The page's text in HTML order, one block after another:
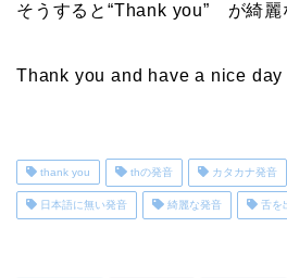
そうすると“Thank you” が綺麗
Thank you and have a nice day
thank you thの発音 カタカナ発音
日本語に無い発音 綺麗な発音 舌を